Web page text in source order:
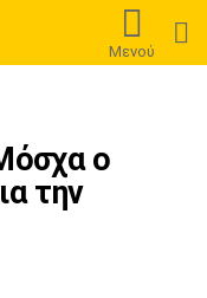
Μενού
ο
την